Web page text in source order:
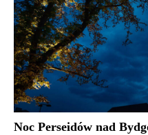
Noc Perseidów nad